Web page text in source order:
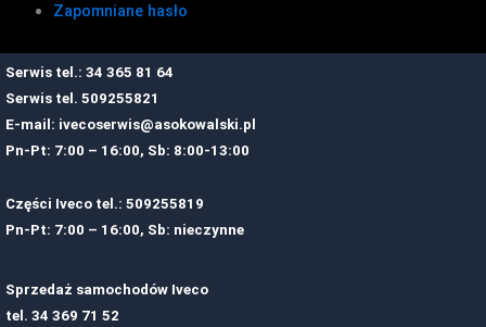
Zapomniane hasło
Serwis tel.: 34 365 81 64
Serwis tel. 509255821
E-mail: ivecoserwis@asokowalski.pl
Pn-Pt: 7:00 – 16:00, Sb: 8:00-13:00
Części Iveco tel.: 509255819
Pn-Pt: 7:00 – 16:00, Sb: nieczynne
Sprzedaż samochodów Iveco
tel. 34 369 71 52